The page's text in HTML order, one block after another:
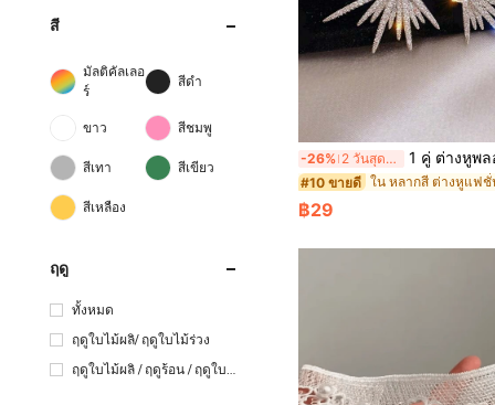
สี
มัลติคัลเลอ
ร์
สีดำ
ขาว สีชมพู
สีเทา สีเขียว
สีเหลือง
ฤดู
ทั้งหมด
ฤดูใบไม้ผลิ/ ฤดูใบไม้ร่วง
ฤดูใบไม้ผลิ / ฤดูร้อน / ฤดูใบไ
-26% 2 วันสุดท้าย 1 คู่ ต่างหูพลอยเทียมเต็มตัวแบบอสมม
#10 ขายดี ใน หลากสี ต่างหูแฟชั่
฿29